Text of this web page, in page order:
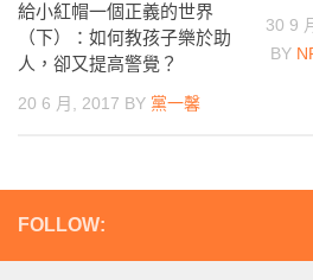
給小紅帽一個正義的世界
（下）：如何教孩子樂於助
人，卻又提高警覺？
20 6 月, 2017 BY 黨一馨
30 9
BY
FOLLOW: